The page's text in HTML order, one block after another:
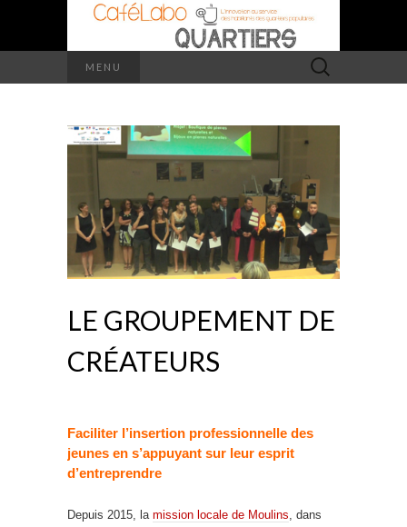
MENU Rechercher :
LE GROUPEMENT DE
CRÉATEURS
Faciliter l’insertion professionnelle des
jeunes en s’appuyant sur leur esprit
d’entreprendre
Depuis 2015, la mission locale de Moulins, dans